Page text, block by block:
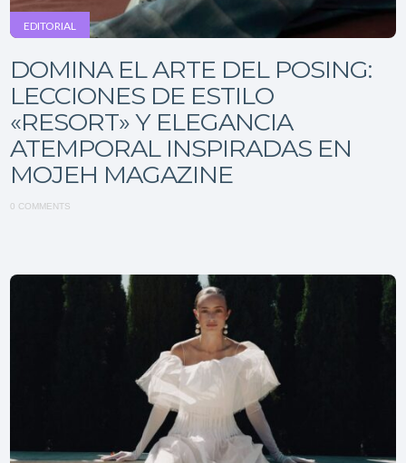
EDITORIAL
DOMINA EL ARTE DEL POSING:
LECCIONES DE ESTILO
«RESORT» Y ELEGANCIA
ATEMPORAL INSPIRADAS EN
MOJEH MAGAZINE
0 COMMENTS